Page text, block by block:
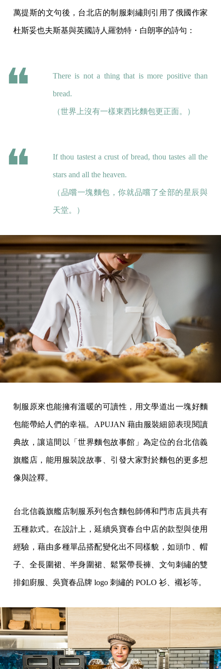
萬提斯的文句後，台北店的制服刺繡則引用了俄國作家
杜斯妥也夫斯基與英國詩人羅勃特・白朗寧的詩句：
There is not a thing that is more positive than
bread.
（世界上沒有一樣東西比麵包更正面。）
If thou tastest a crust of bread, thou tastes all the
stars and all the heaven.
（品嚐一塊麵包，你就品嚐了全部的星辰與
天堂。）
制服原來也能擁有溫暖的可讀性，用文學道出一塊好麵
包能帶給人們的幸福。APUJAN 藉由服裝細節表現閱讀
典故，讓這間以「世界麵包故事館」為定位的台北信義
旗艦店，能用服裝說故事、引發大家對於麵包的更多想
像與詮釋。
台北信義旗艦店制服系列包含麵包師傅和門市店員共有
五種款式。在設計上，延續吳寶春台中店的款型與使用
經驗，藉由多種單品搭配變化出不同樣貌，如頭巾、帽
子、全長圍裙、半身圍裙、鬆緊帶長褲、文句刺繡的雙
排釦廚服、吳寶春品牌 logo 刺繡的 POLO 衫、襯衫等。